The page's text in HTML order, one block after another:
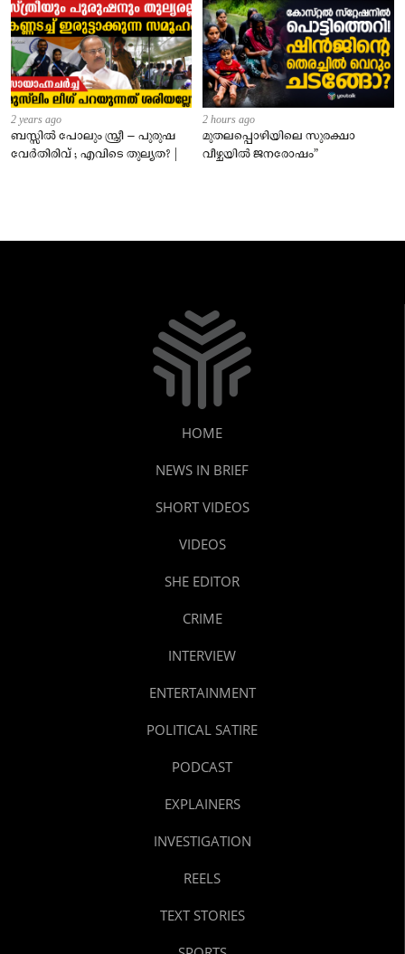
2 years ago
ബസ്സിൽ പോലും സ്ത്രീ – പുരുഷ
വേർതിരിവ് ; എവിടെ തുല്യത? |
2 hours ago
മുതലപ്പൊഴിയിലെ സുരക്ഷാ
വീഴ്ചയിൽ ജനരോഷം”
HOME
NEWS IN BRIEF
SHORT VIDEOS
VIDEOS
SHE EDITOR
CRIME
INTERVIEW
ENTERTAINMENT
POLITICAL SATIRE
PODCAST
EXPLAINERS
INVESTIGATION
REELS
TEXT STORIES